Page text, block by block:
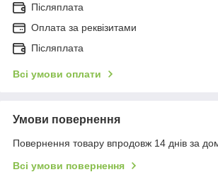
Післяплата
Оплата за реквізитами
Післяплата
Всі умови оплати
Умови повернення
Повернення товару впродовж 14 днів за
Всі умови повернення